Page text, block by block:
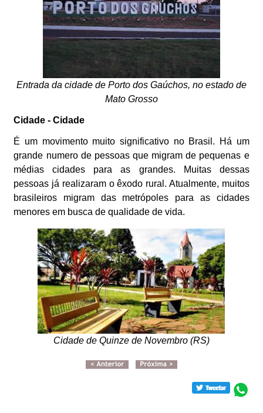
Entrada da cidade de Porto dos Gaúchos, no estado de
Mato Grosso
Cidade - Cidade
É um movimento muito significativo no Brasil. Há um
grande numero de pessoas que migram de pequenas e
médias cidades para as grandes. Muitas dessas
pessoas já realizaram o êxodo rural. Atualmente, muitos
brasileiros migram das metrópoles para as cidades
menores em busca de qualidade de vida.
Cidade de Quinze de Novembro (RS)